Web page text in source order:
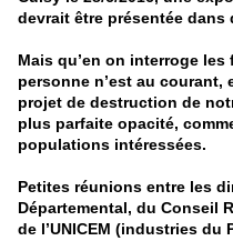
devrait être présentée dans
Mais qu’en on interroge
personne n’est au courant,
projet de destruction de
plus parfaite opacité,
populations intéressées.
Petites réunions entre les
Départemental, du Conseil
de l’UNICEM (industries du